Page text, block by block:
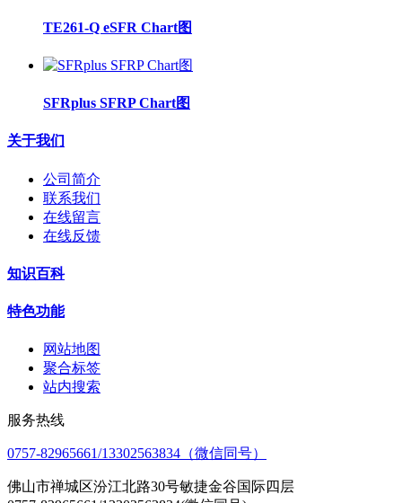
TE261-Q eSFR Chart图
SFRplus SFRP Chart图
关于我们
公司简介
联系我们
在线留言
在线反馈
知识百科
特色功能
网站地图
聚合标签
站内搜索
服务热线
0757-82965661/13302563834（微信同号）
佛山市禅城区汾江北路30号敏捷金谷国际四层